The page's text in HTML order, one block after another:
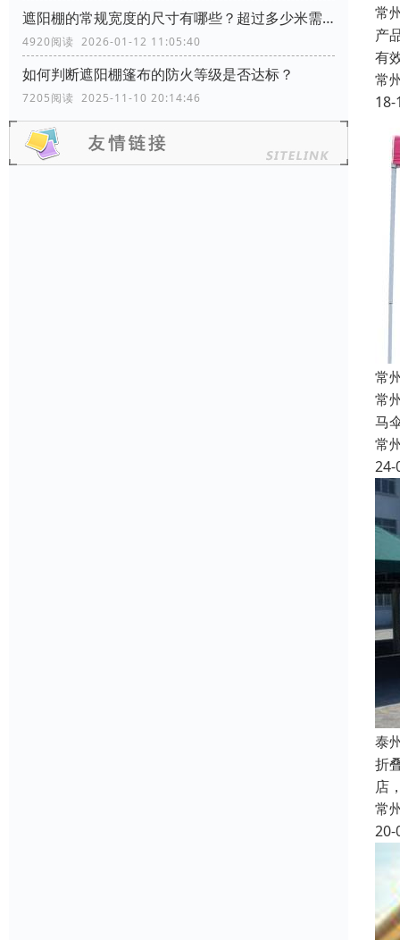
遮阳棚的常规宽度的尺寸有哪些？超过多少米需要增加支撑柱？
4920阅读 2026-01-12 11:05:40
如何判断遮阳棚篷布的防火等级是否达标？
7205阅读 2025-11-10 20:14:46
常
产
有
常
18-
常
常
马
常
24-
泰
折
店
常
20-